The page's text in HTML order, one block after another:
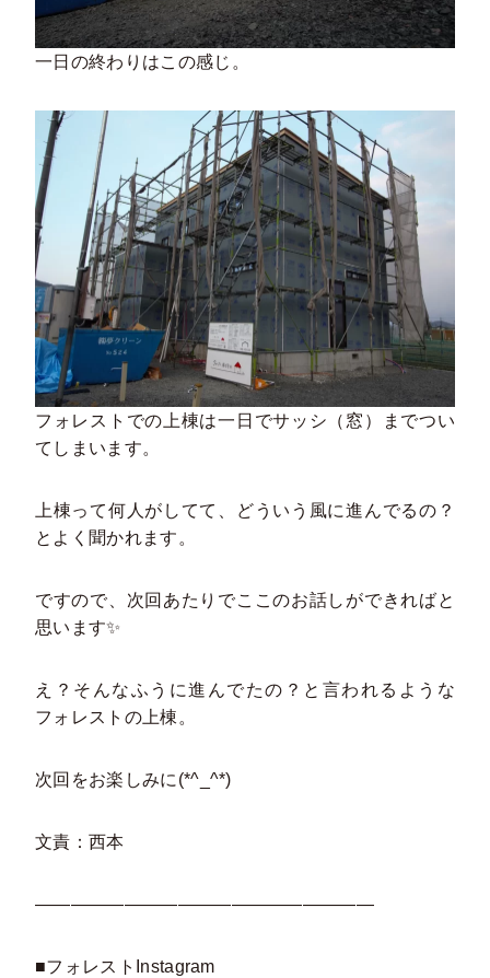
一日の終わりはこの感じ。
フォレストでの上棟は一日でサッシ（窓）までつい
てしまいます。
上棟って何人がしてて、どういう風に進んでるの？
とよく聞かれます。
ですので、次回あたりでここのお話しができればと
思います✨
え？そんなふうに進んでたの？と言われるような
フォレストの上棟。
次回をお楽しみに(*^_^*)
文責：西本
———————————————————
■フォレストInstagram